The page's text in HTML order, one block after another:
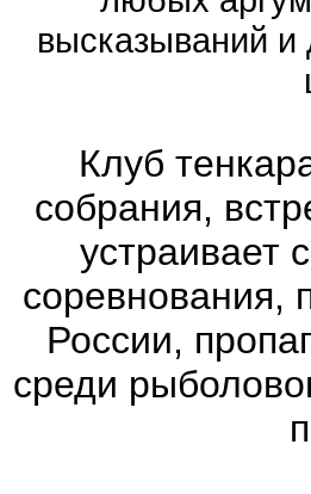
высказываний и
Клуб
собрания,
устраивает
соревнования,
России,
среди